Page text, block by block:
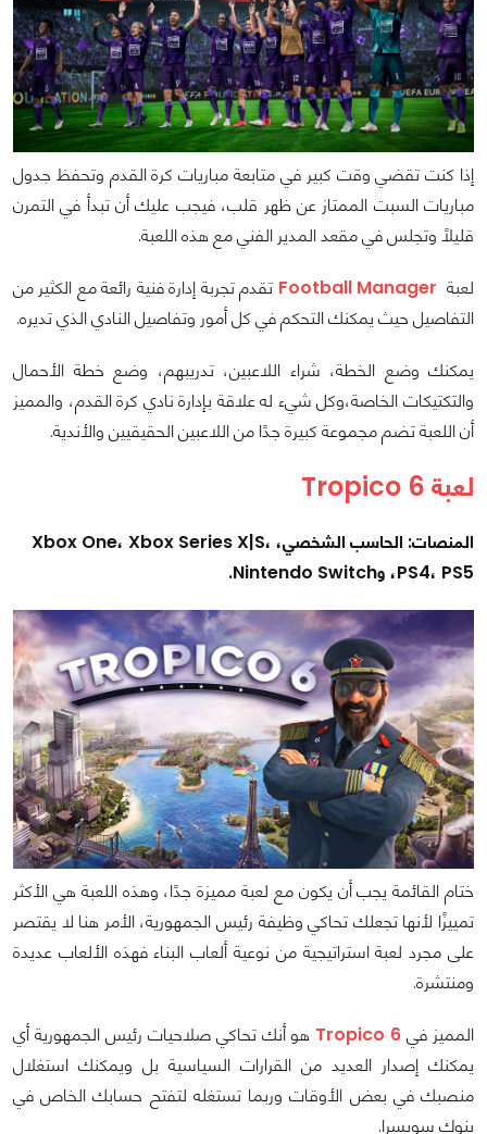
إذا كنت تقضي وقت كبير في متابعة مباريات كرة القدم وتحفظ جدول
مباريات السبت الممتاز عن ظهر قلب، فيجب عليك أن تبدأ في التمرن
قليلًا وتجلس في مقعد المدير الفني مع هذه اللعبة.
لعبة Football Manager تقدم تجربة إدارة فنية رائعة مع الكثير من
التفاصيل حيث يمكنك التحكم في كل أمور وتفاصيل النادي الذي تديره.
يمكنك وضع الخطة، شراء اللاعبين، تدريبهم، وضع خطة الأحمال
والتكتيكات الخاصة،وكل شيء له علاقة بإدارة نادي كرة القدم، والمميز
أن اللعبة تضم مجموعة كبيرة جدًا من اللاعبين الحقيقيين والأندية.
لعبة Tropico 6
المنصات: الحاسب الشخصي، Xbox One، Xbox Series X|S،
PS4، PS5، وNintendo Switch.
ختام القائمة يجب أن يكون مع لعبة مميزة جدًا، وهذه اللعبة هي الأكثر
تمييزًا لأنها تجعلك تحاكي وظيفة رئيس الجمهورية، الأمر هنا لا يقتصر
على مجرد لعبة استراتيجية من نوعية ألعاب البناء فهذه الألعاب عديدة
ومنتشرة.
المميز في Tropico 6 هو أنك تحاكي صلاحيات رئيس الجمهورية أي
يمكنك إصدار العديد من القرارات السياسية بل ويمكنك استغلال
منصبك في بعض الأوقات وربما تستغله لتفتح حسابك الخاص في
بنوك سويسرا.